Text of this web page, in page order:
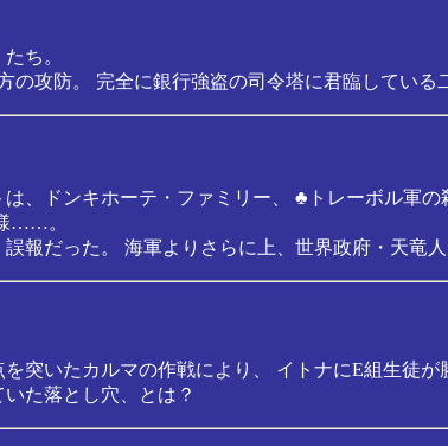
ち。
攻防。 完全に銀行強盗の司令塔に君臨している
、ドンキホーテ・ファミリー、 ♣トレーボル軍
……。
報だった。 海軍よりさらに上、世界政府・天竜
突いたカルマの作戦により、 イトナにE組生徒が
た落とし穴、とは？